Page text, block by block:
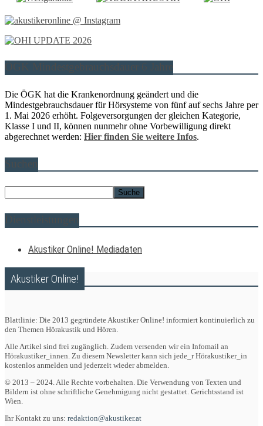
ÖGK Mindestgebrauchsdauer 6 Jahre
Die ÖGK hat die Krankenordnung geändert und die
Mindestgebrauchsdauer für Hörsysteme von fünf auf sechs Jahre per
1. Mai 2026 erhöht. Folgeversorgungen der gleichen Kategorie,
Klasse I und II, können nunmehr ohne Vorbewilligung direkt
abgerechnet werden: Hier finden Sie weitere Infos.
Suchen
Dienstleistungen
Akustiker Online! Mediadaten
Akustiker Online!
Blattlinie: Die 2013 gegründete Akustiker Online! informiert kontinuierlich zu
den Themen Hörakustik und Hören.
Alle Artikel sind frei zugänglich. Zudem versenden wir ein Infomail an
Hörakustiker_innen. Zu diesem Newsletter kann sich jede_r Hörakustiker_in
kostenlos anmelden und jederzeit wieder abmelden.
© 2013 – 2024. Alle Rechte vorbehalten. Die Verwendung von Texten und
Bildern ist ohne schriftliche Genehmigung nicht gestattet. Gerichtsstand ist
Wien.
Ihr Kontakt zu uns: redaktion@akustiker.at